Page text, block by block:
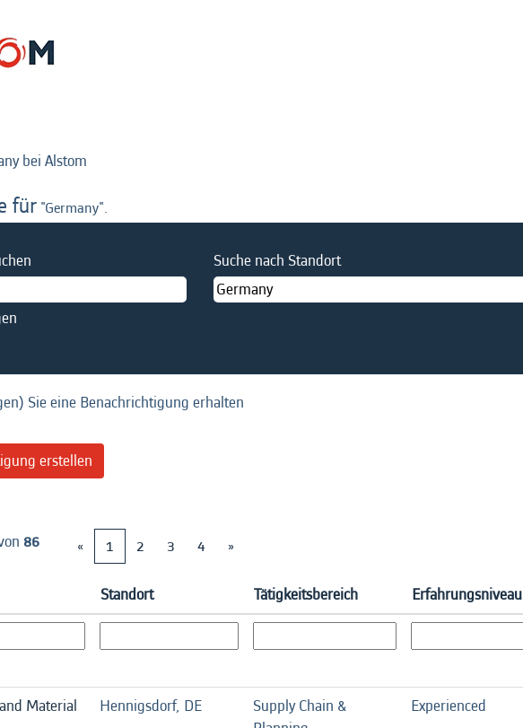
bei Alstom
für "Germany".
Suche nach Standort
Sie eine Benachrichtigung erhalten
erstellen
86 « 1 2 3 4 »
Standort Tätigkeitsbereich Erfahrungsniveau
Material
Hennigsdorf, DE
Supply Chain &
Experienced